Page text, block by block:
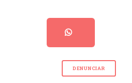
DENUNCIAR